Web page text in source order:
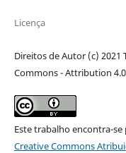
Licença
Direitos de Autor (c) 2021
Commons - Attribution
Este trabalho encontra-
Creative Commons